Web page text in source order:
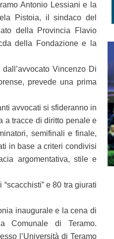
Antonio Lessiani e la
Pistoia, il sindaco del
della Provincia Flavio
della Fondazione e la
dall’avvocato Vincenzo Di
prevede una prima
avvocati si sfideranno in
a tracce di diritto penale e
semifinali e finale,
in base a criteri condivisi
argomentativa, stile e
e 80 tra giurati
inaugurale e la cena di
Comunale di Teramo.
l’Università di Teramo